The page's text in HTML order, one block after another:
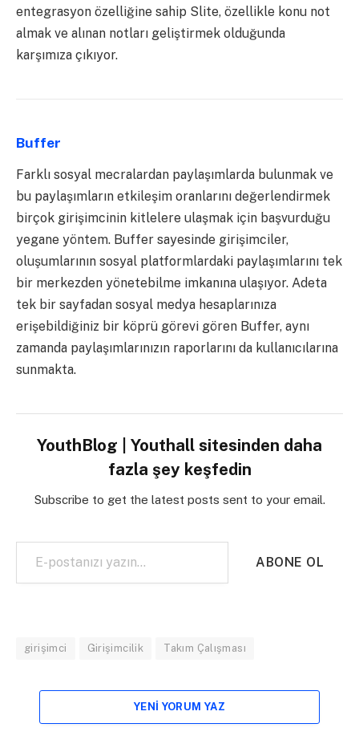
entegrasyon özelliğine sahip Slite, özellikle konu not
almak ve alınan notları geliştirmek olduğunda
karşımıza çıkıyor.
Buffer
Farklı sosyal mecralardan paylaşımlarda bulunmak ve
bu paylaşımların etkileşim oranlarını değerlendirmek
birçok girişimcinin kitlelere ulaşmak için başvurduğu
yegane yöntem. Buffer sayesinde girişimciler,
oluşumlarının sosyal platformlardaki paylaşımlarını tek
bir merkezden yönetebilme imkanına ulaşıyor. Adeta
tek bir sayfadan sosyal medya hesaplarınıza
erişebildiğiniz bir köprü görevi gören Buffer, aynı
zamanda paylaşımlarınızın raporlarını da kullanıcılarına
sunmakta.
YouthBlog | Youthall sitesinden daha
fazla şey keşfedin
Subscribe to get the latest posts sent to your email.
E-postanızı yazın…
ABONE OL
girişimci Girişimcilik Takım Çalışması
YENI YORUM YAZ